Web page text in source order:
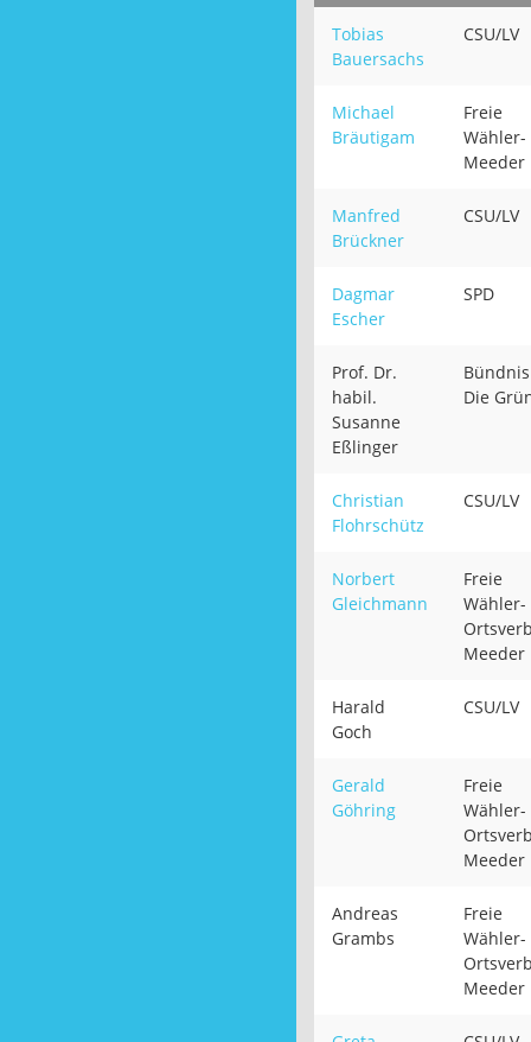
Tobias
Bauersachs
CSU/LV
Michael
Bräutigam
Freie
Wähler-
Meeder
Manfred
Brückner
CSU/LV
Dagmar
Escher
SPD
Prof. Dr.
habil.
Susanne
Eßlinger
Die
Christian
Flohrschütz
CSU/LV
Norbert
Gleichmann
Freie
Wähler-
Meeder
Harald
Goch
CSU/LV
Gerald
Göhring
Freie
Wähler-
Meeder
Andreas
Grambs
Freie
Wähler-
Meeder